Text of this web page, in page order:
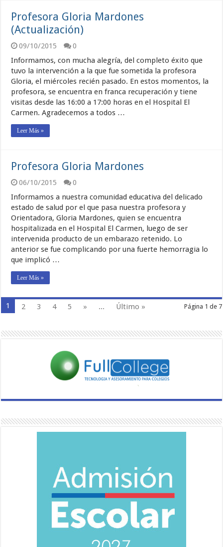
Profesora Gloria Mardones
(Actualización)
09/10/2015
0
Informamos, con mucha alegría, del completo éxito que
tuvo la intervención a la que fue sometida la profesora
Gloria, el miércoles recién pasado. En estos momentos, la
profesora, se encuentra en franca recuperación y tiene
visitas desde las 16:00 a 17:00 horas en el Hospital El
Carmen. Agradecemos a todos …
Leer Más »
Profesora Gloria Mardones
06/10/2015
0
Informamos a nuestra comunidad educativa del delicado
estado de salud por el que pasa nuestra profesora y
Orientadora, Gloria Mardones, quien se encuentra
hospitalizada en el Hospital El Carmen, luego de ser
intervenida producto de un embarazo retenido. Lo
anterior se fue complicando por una fuerte hemorragia lo
que implicó …
Leer Más »
Página 1 de 7
1 2 3 4 5 » ... Último »